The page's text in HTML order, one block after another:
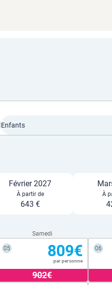
Enfants
Février 2027
À partir de
643 €
À
Samedi
05 809€
par personne
902€
06